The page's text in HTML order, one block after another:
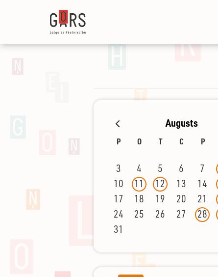
Augusts
P O T C P
3
4 5 6 7
10
11 12 13 14
17
18 19 20 21
24
25 26 27 28
31